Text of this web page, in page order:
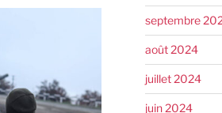
septembre
août 2024
juillet 2024
juin 2024